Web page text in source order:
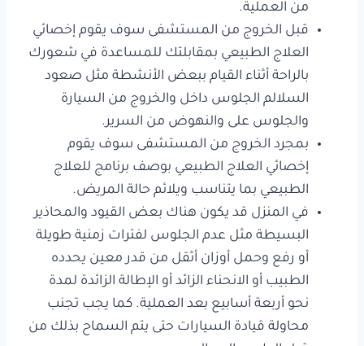
من العملية.
قبل الخروج من المستشفى سوف يقوم إخصائي
العلاج الطبيعي بمقابلتك للمساعدة في شعورك
بالراحة أثناء القيام ببعض الأنشطة مثل صعود
السلالم الجلوس داخل والخروج من السيارة
والجلوس على والنهوض من السرير.
بمجرد الخروج من المستشفى سوف يقوم
إخصائي العلاج الطبيعي بوصف برنامج للعلاج
الطبيعي بما يتناسب ويلائم حالة المريض.
في المنزل قد يكون هناك بعض القيود والمحاذير
البسيطة مثل عدم الجلوس لفترات زمنية طويلة
أو رفع وحمل أوزان أثقل من قدر معين يحدده
الطبيب أو الانحناء الزائد أو الإطالة الزائدة لمدة
نحو أربعة أسابيع بعد العملية. كما يجب تجنب
محاولة قيادة السيارات حتى يتم السماح بذلك من